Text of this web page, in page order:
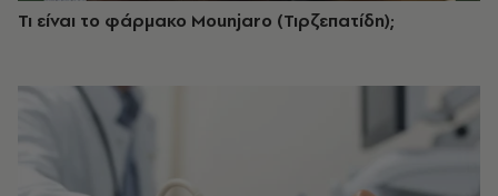
Τι είναι το φάρμακο Mounjaro (Τιρζεπατίδη);